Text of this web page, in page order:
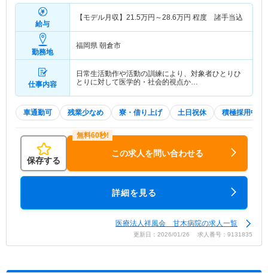
給与
【モデル月収】 21.5万円～28.6万円 程度 諸手当込
勤務地
福岡県 朝倉市
仕事内容
日常生活動作や活動の訓練により、対象者ひとりひ
とりに対して医学的・社会的視点か…
車通勤可 残業少なめ 寮・借り上げ 土日祝休 積極採用中
保存する
この求人を問い合わせる
詳細を見る
医療法人祥風会 甘木病院の求人一覧
更新日：2026/01/26 求人番号：9131835